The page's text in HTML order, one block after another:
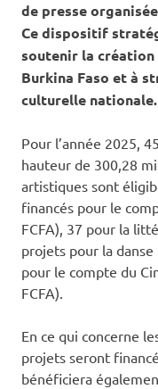
de presse
Ce dispositif
soutenir la
Burkina Faso et à
culturelle nationale.
Pour l’année 2025,
hauteur de 300,28
artistiques sont
financés pour le
FCFA), 37 pour la
projets pour la
pour le compte du
FCFA).
En ce qui concerne
projets seront
bénéficiera